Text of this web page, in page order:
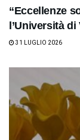
“Eccellenze
l’Università di
31 LUGLIO 2026